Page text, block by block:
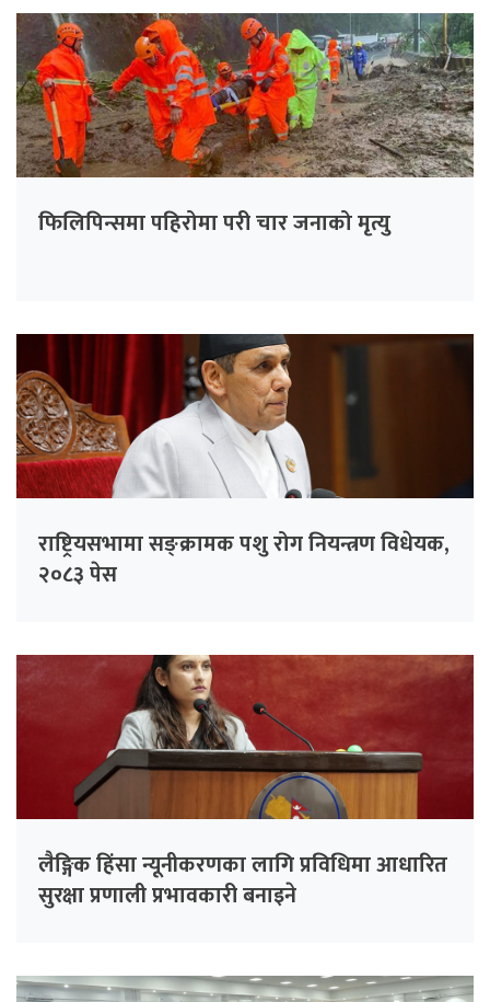
फिलिपिन्समा पहिरोमा परी चार जनाको मृत्यु
राष्ट्रियसभामा सङ्क्रामक पशु रोग नियन्त्रण विधेयक,
२०८३ पेस
लैङ्गिक हिंसा न्यूनीकरणका लागि प्रविधिमा आधारित
सुरक्षा प्रणाली प्रभावकारी बनाइने